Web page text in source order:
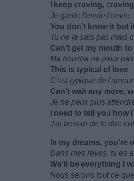
I keep craving, craving
Je garde l'envie l'envie
You don't know it but
Tu ne le sais pas mais
Can't get my mouth
Ma bouche ne peux
This is typical of love
C'est typique de l'amour
Can't wait any more,
Je ne peux plus
I need to tell you how
J'ai besoin de te dire
In my dreams, you're
Dans mes rêves, tu es
We'll be everything I
Nous serons tout ce